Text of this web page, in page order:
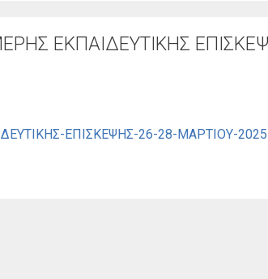
ΕΚΠΑΙΔΕΥΤΙΚΗΣ
ΕΠΙΣΚΕΨΗΣ-26-28-ΜΑΡΤΙΟΥ-